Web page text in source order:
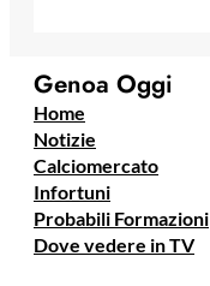
Genoa Oggi
Home
Notizie
Calciomercato
Infortuni
Probabili Formazioni
Dove vedere in TV